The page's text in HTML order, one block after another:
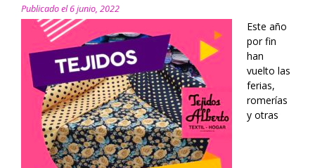
Publicado el6 junio, 2022
Este año
por fin
han
vuelto las
ferias,
romerías
y otras